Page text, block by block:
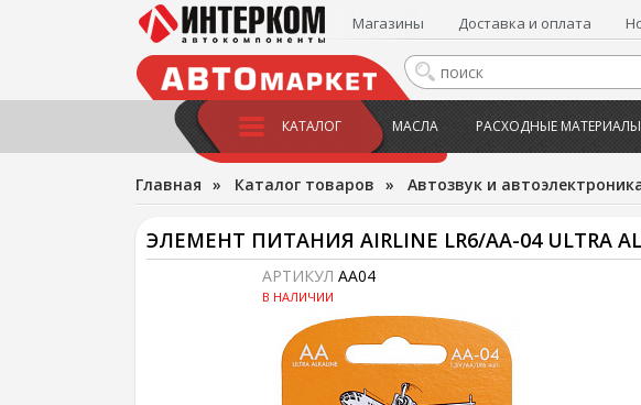
Магазины Доставка и оплата
КАТАЛОГ МАСЛА РАСХОДНЫЕ МАТЕРИАЛЫ
Главная » Каталог товаров » Автозвук и
ЭЛЕМЕНТ ПИТАНИЯ AIRLINE LR6/AA-04 ULTRA
АРТИКУЛ AA04
В НАЛИЧИИ